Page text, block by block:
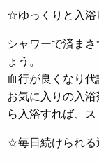
☆ゆっくりと入浴
シャワーで済ま
ょう。
血行が良くなり代
お気に入りの入
ら入浴すれば、ス
☆毎日続けられる